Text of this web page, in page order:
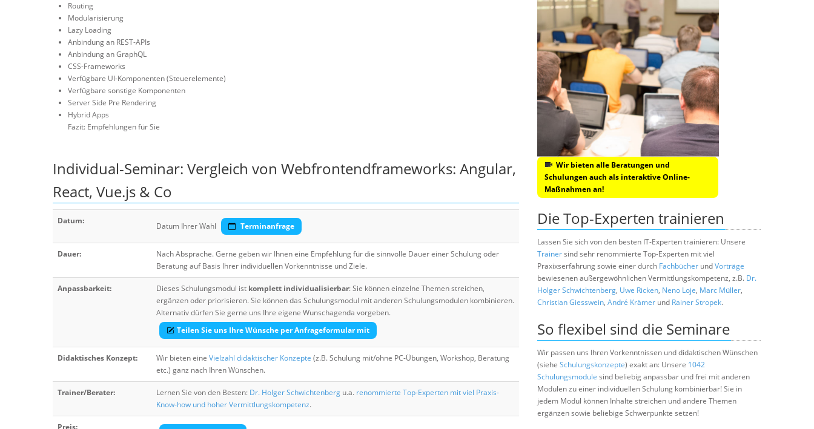
Routing
Modularisierung
Lazy Loading
Anbindung an REST-APIs
Anbindung an GraphQL
CSS-Frameworks
Verfügbare UI-Komponenten (Steuerelemente)
Verfügbare sonstige Komponenten
Server Side Pre Rendering
Hybrid Apps
Fazit: Empfehlungen für Sie
Individual-Seminar: Vergleich von Webfrontendframeworks: Angular,
React, Vue.js & Co
Datum:
Datum Ihrer Wahl Terminanfrage
Dauer:
Nach Absprache. Gerne geben wir Ihnen eine Empfehlung für die sinnvolle Dauer einer Schulung oder
Beratung auf Basis Ihrer individuellen Vorkenntnisse und Ziele.
Anpassbarkeit: Dieses Schulungsmodul ist komplett individualisierbar: Sie können einzelne Themen streichen,
ergänzen oder priorisieren. Sie können das Schulungsmodul mit anderen Schulungsmodulen kombinieren.
Alternativ dürfen Sie gerne uns Ihre eigene Wunschagenda vorgeben.
Teilen Sie uns Ihre Wünsche per Anfrageformular mit
Didaktisches Konzept: Wir bieten eine Vielzahl didaktischer Konzepte (z.B. Schulung mit/ohne PC-Übungen, Workshop, Beratung
etc.) ganz nach Ihren Wünschen.
Trainer/Berater: Lernen Sie von den Besten: Dr. Holger Schwichtenberg u.a. renommierte Top-Experten mit viel Praxis-
Know-how und hoher Vermittlungskompetenz.
Preis:
Wir bieten alle Beratungen und
Schulungen auch als interaktive Online-
Maßnahmen an!
Die Top-Experten trainieren
Lassen Sie sich von den besten IT-Experten trainieren: Unsere
Trainersind sehr renommierte Top-Experten mit viel
Praxixserfahrung sowie einer durch Fachbücher undVorträge
bewiesenen außergewöhnlichen Vermittlungskompetenz, z.B. Dr.
Holger Schwichtenberg, Uwe Ricken, Neno Loje, Marc Müller,
Christian Giesswein, André Krämer und Rainer Stropek.
So flexibel sind die Seminare
Wir passen uns Ihren Vorkenntnissen und didaktischen Wünschen
(siehe Schulungskonzepte) exakt an: Unsere 1042
Schulungsmodule sind beliebig anpassbar und frei mit anderen
Modulen zu einer individuellen Schulung kombinierbar! Sie in
jedem Modul können Inhalte streichen und andere Themen
ergänzen sowie beliebige Schwerpunkte setzen!